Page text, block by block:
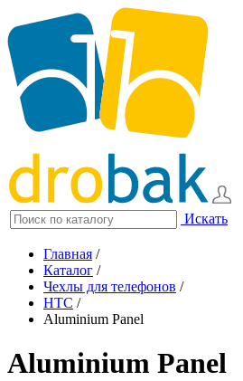
Искать
Главная /
Каталог /
Чехлы для телефонов /
HTC /
Aluminium Panel
Aluminium Panel